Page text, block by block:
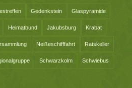
Gedenkstein Glaspyramide
Heimatbund Jakubsburg Krabat
Neißeschifffahrt Ratskeller
Schwarzkolm Schwiebus